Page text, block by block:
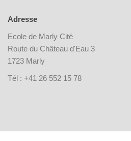
Adresse
Ecole de Marly Cité
Route du Château d'Eau 3
1723 Marly
Tél : +41 26 552 15 78